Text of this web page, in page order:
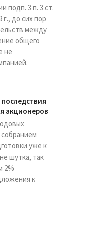
подп. 3 п. 3 ст.
до сих пор
между
общего
не
акционеров
уже к
шутка, так
2%
к